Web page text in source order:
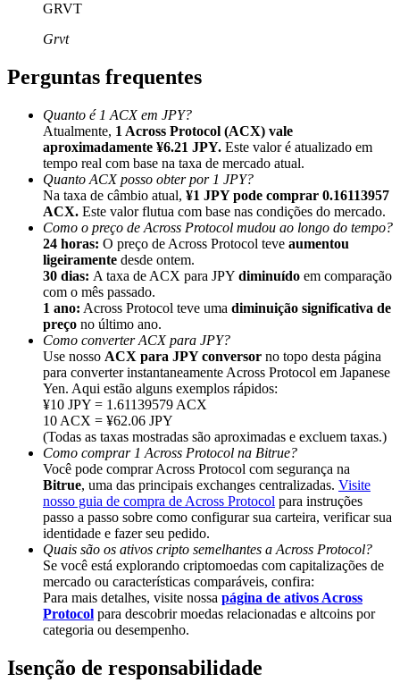
Indicação
Convide um amigo para receber recompensas em dinheiro
BTC Welcome Rewards
BTC Welcome Rewards
Deposit & Trade BTC to Share 25000 USDT prize pool!
Deposit CASHCAT & Win
Share 500000 CASHCAT prize pool
Exclusive for BitMart Users
GRVT
Grvt
Perguntas frequentes
Quanto é 1 ACX em JPY?
Atualmente, 1 Across Protocol (ACX) vale
aproximadamente ¥6.21 JPY. Este valor é atualizado em
tempo real com base na taxa de mercado atual.
Quanto ACX posso obter por 1 JPY?
Na taxa de câmbio atual, ¥1 JPY pode comprar 0.16113957
ACX. Este valor flutua com base nas condições do mercado.
Como o preço de Across Protocol mudou ao longo do tempo?
24 horas: O preço de Across Protocol teve aumentou
ligeiramente desde ontem.
30 dias: A taxa de ACX para JPY diminuído em comparação
com o mês passado.
1 ano: Across Protocol teve uma diminuição significativa de
preço no último ano.
Como converter ACX para JPY?
Use nosso ACX para JPY conversor no topo desta página
para converter instantaneamente Across Protocol em Japanese
Yen. Aqui estão alguns exemplos rápidos:
¥10 JPY = 1.61139579 ACX
10 ACX = ¥62.06 JPY
(Todas as taxas mostradas são aproximadas e excluem taxas.)
Como comprar 1 Across Protocol na Bitrue?
Você pode comprar Across Protocol com segurança na
Bitrue, uma das principais exchanges centralizadas. Visite
nosso guia de compra de Across Protocol para instruções
passo a passo sobre como configurar sua carteira, verificar sua
identidade e fazer seu pedido.
Quais são os ativos cripto semelhantes a Across Protocol?
Se você está explorando criptomoedas com capitalizações de
mercado ou características comparáveis, confira:
Para mais detalhes, visite nossa página de ativos Across
Protocol para descobrir moedas relacionadas e altcoins por
categoria ou desempenho.
Isenção de responsabilidade